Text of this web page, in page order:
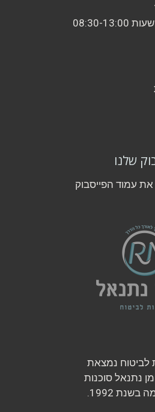
13:00
שלנו
עמוד הפייסבוק
לביטוח נמצאת
נתנאל סוכנות
1992.